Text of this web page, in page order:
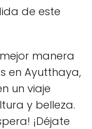
de este
manera
en Ayutthaya,
un viaje
y belleza.
¡Déjate